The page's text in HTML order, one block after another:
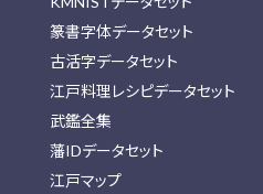
篆書字体データセット
古活字データセット
江戸料理レシピデータセット
武鑑全集
藩IDデータセット
江戸マップ